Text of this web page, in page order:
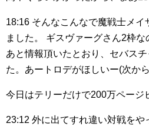
18:16 そんなこんなで魔戦士メイ
ました。
ギスヴァーグさん2枠な
あと情報頂いたとおり、セバス
た。あートロデがほしいー(次か
今日はテリーだけで200万ページ
23:12 外に出てすれ違い対戦をや